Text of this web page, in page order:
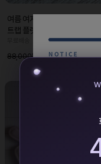
여름 여자 천연가죽 샌들 발편
트랩 플랫
88,000원52,000원